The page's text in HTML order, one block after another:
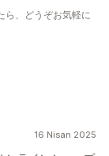
ら、どうぞお気軽に
16 Nisan 2025